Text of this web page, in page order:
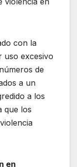
con la
uso excesivo
de
a un
a los
que los
en